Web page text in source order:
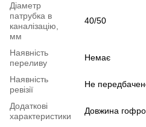
Діаметр
патрубка в
каналізацію,
мм
40/50
Наявність
переливу
Немає
Наявність
ревізії
Не
Додаткові
характеристики
Довжина